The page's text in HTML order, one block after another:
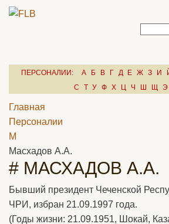
ПЕРСОНАЛИИ: А Б В Г Д Е Ж З И
С
Т У Ф Х Ц Ч Ш Щ Э
Главная
Персоналии
М
Масхадов А.А.
# МАСХАДОВ А.А.
Бывший президент Чеченской
ЧРИ, избран 21.09.1997 года.
(Годы жизни: 21.09.1951, Шокай,